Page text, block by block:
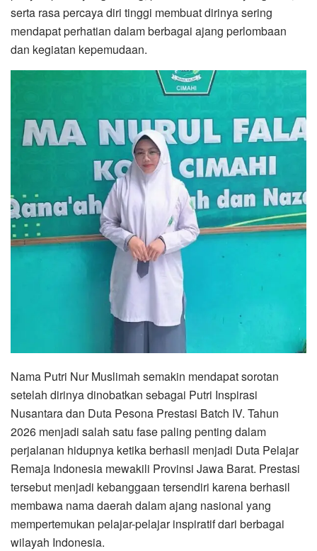
serta rasa percaya diri tinggi membuat dirinya sering
mendapat perhatian dalam berbagai ajang perlombaan
dan kegiatan kepemudaan.
Nama Putri Nur Muslimah semakin mendapat sorotan
setelah dirinya dinobatkan sebagai Putri Inspirasi
Nusantara dan Duta Pesona Prestasi Batch IV. Tahun
2026 menjadi salah satu fase paling penting dalam
perjalanan hidupnya ketika berhasil menjadi Duta Pelajar
Remaja Indonesia mewakili Provinsi Jawa Barat. Prestasi
tersebut menjadi kebanggaan tersendiri karena berhasil
membawa nama daerah dalam ajang nasional yang
mempertemukan pelajar-pelajar inspiratif dari berbagai
wilayah Indonesia.